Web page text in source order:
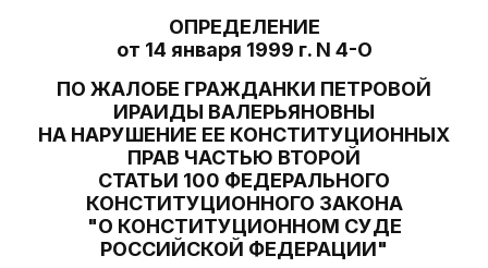
ОПРЕДЕЛЕНИЕ
от 14 января 1999 г. N 4-О
ПО ЖАЛОБЕ ГРАЖДАНКИ ПЕТРОВОЙ
ИРАИДЫ ВАЛЕРЬЯНОВНЫ
НА НАРУШЕНИЕ ЕЕ КОНСТИТУЦИОННЫХ
ПРАВ ЧАСТЬЮ ВТОРОЙ
СТАТЬИ 100 ФЕДЕРАЛЬНОГО
КОНСТИТУЦИОННОГО ЗАКОНА
"О КОНСТИТУЦИОННОМ СУДЕ
РОССИЙСКОЙ ФЕДЕРАЦИИ"